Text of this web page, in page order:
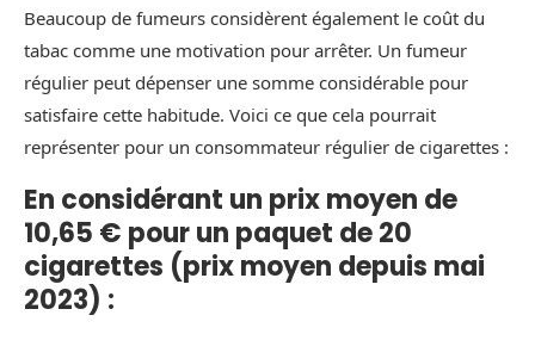
Beaucoup de fumeurs considèrent également le coût du
tabac comme une motivation pour arrêter. Un fumeur
régulier peut dépenser une somme considérable pour
satisfaire cette habitude. Voici ce que cela pourrait
représenter pour un consommateur régulier de cigarettes :
En considérant un prix moyen de
10,65 € pour un paquet de 20
cigarettes (prix moyen depuis mai
2023) :